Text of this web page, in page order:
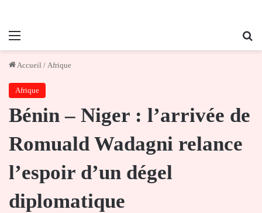
Menu
Accueil / Afrique
Afrique
Bénin – Niger : l’arrivée de
Romuald Wadagni relance
l’espoir d’un dégel
diplomatique